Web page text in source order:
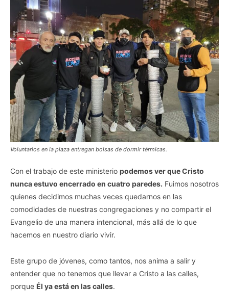
Voluntarios en la plaza entregan bolsas de dormir térmicas.
Con el trabajo de este ministerio podemos ver que Cristo
nunca estuvo encerrado en cuatro paredes. Fuimos nosotros
quienes decidimos muchas veces quedarnos en las
comodidades de nuestras congregaciones y no compartir el
Evangelio de una manera intencional, más allá de lo que
hacemos en nuestro diario vivir.
Este grupo de jóvenes, como tantos, nos anima a salir y
entender que no tenemos que llevar a Cristo a las calles,
porque Él ya está en las calles.